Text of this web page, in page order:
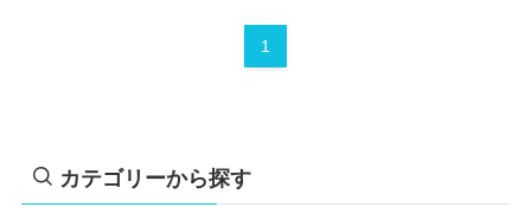
1
カテゴリーから探す